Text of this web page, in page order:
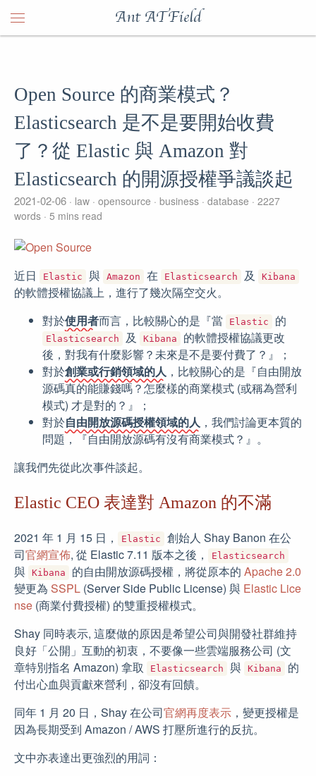
Ant ATField
Open Source 的商業模式？
Elasticsearch 是不是要開始收費
了？從 Elastic 與 Amazon 對
Elasticsearch 的開源授權爭議談起
2021-02-06 law opensource business database
2227
words 5 mins read
近日 Elastic 與 Amazon 在 Elasticsearch 及 Kibana
的軟體授權協議上，進行了幾次隔空交火。
對於使用者而言，比較關心的是『當 Elastic 的
Elasticsearch 及 Kibana
的軟體授權協議更改
後，對我有什麼影響？未來是不是要付費了？』；
對於創業或行銷領域的人 ，比較關心的是『自由開放
源碼真的能賺錢嗎？怎麼樣的商業模式 (或稱為營利
模式) 才是對的？』；
對於自由開放源碼授權領域的人 ，我們討論更本質的
問題，『自由開放源碼有沒有商業模式？』。
讓我們先從此次事件談起。
Elastic CEO 表達對 Amazon 的不滿
2021 年 1 月 15 日， Elastic
創始人 Shay Banon 在公
司官網宣佈, 從 Elastic 7.11 版本之後， Elasticsearch
與 Kibana 的自由開放源碼授權，將從原本的 Apache 2.0
變更為 SSPL (Server Side Public License) 與 Elastic Lice
nse (商業付費授權) 的雙重授權模式。
Shay 同時表示, 這麼做的原因是希望公司與開發社群維持
良好「公開」互動的初衷，不要像一些雲端服務公司 (文
章特別指名 Amazon) 拿取
Elasticsearch 與 Kibana
的
付出心血與貢獻來營利，卻沒有回饋。
同年 1 月 20 日，Shay 在公司官網再度表示 ，變更授權是
因為長期受到 Amazon / AWS 打壓所進行的反抗。
文中亦表達出更強烈的用詞：